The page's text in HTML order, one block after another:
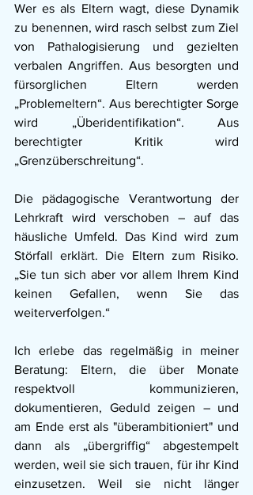
Wer es als Eltern wagt, diese Dynamik
zu benennen, wird rasch selbst zum Ziel
von Pathalogisierung und gezielten
verbalen Angriffen. Aus besorgten und
fürsorglichen Eltern werden
„Problemeltern“. Aus berechtigter Sorge
wird „Überidentifikation“. Aus
berechtigter Kritik wird
„Grenzüberschreitung“.
Die pädagogische Verantwortung der
Lehrkraft wird verschoben – auf das
häusliche Umfeld. Das Kind wird zum
Störfall erklärt. Die Eltern zum Risiko.
„Sie tun sich aber vor allem Ihrem Kind
keinen Gefallen, wenn Sie das
weiterverfolgen.“
Ich erlebe das regelmäßig in meiner
Beratung: Eltern, die über Monate
respektvoll kommunizieren,
dokumentieren, Geduld zeigen – und
am Ende erst als "überambitioniert" und
dann als „übergriffig“ abgestempelt
werden, weil sie sich trauen, für ihr Kind
einzusetzen. Weil sie nicht länger